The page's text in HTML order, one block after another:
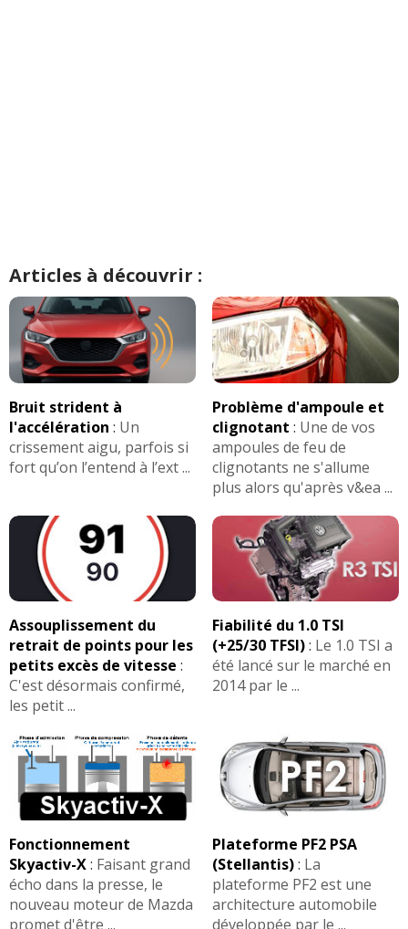
Articles à découvrir :
Bruit strident à
l'accélération : Un
crissement aigu, parfois si
fort qu’on l’entend à l’ext ...
Problème d'ampoule et
clignotant : Une de vos
ampoules de feu de
clignotants ne s'allume
plus alors qu'après v&ea ...
Assouplissement du
retrait de points pour les
petits excès de vitesse :
C'est désormais confirmé,
les petit ...
Fiabilité du 1.0 TSI
(+25/30 TFSI): Le 1.0 TSI a
été lancé sur le marché en
2014 par le ...
Fonctionnement
Skyactiv-X: Faisant grand
écho dans la presse, le
nouveau moteur de Mazda
promet d'être ...
Plateforme PF2 PSA
(Stellantis): La
plateforme PF2 est une
architecture automobile
développée par le ...